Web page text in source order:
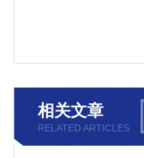
相关文章
RELATED ARTICLES